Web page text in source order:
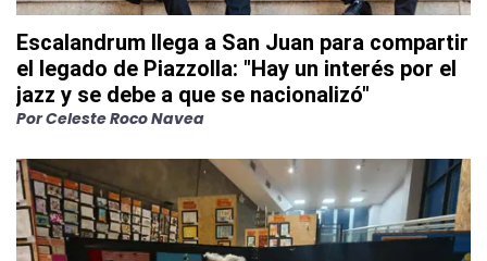
Escalandrum llega a San Juan para compartir
el legado de Piazzolla: "Hay un interés por el
jazz y se debe a que se nacionalizó"
PorCeleste Roco Navea